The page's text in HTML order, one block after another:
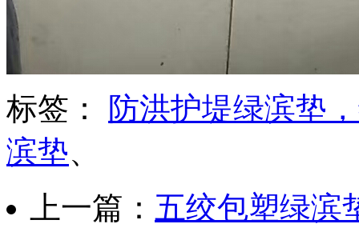
标签：
防洪护堤绿滨垫
滨垫、
上一篇： 五绞包塑绿滨